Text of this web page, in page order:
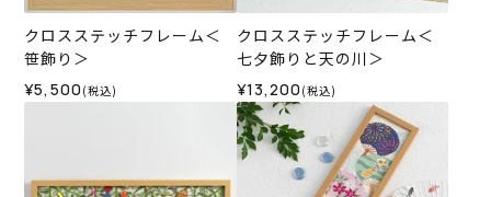
クロスステッチフレーム＜
笹飾り＞
¥5,500 (税込)
クロスステッチフレーム＜
七夕飾りと天の川＞
¥13,200 (税込)